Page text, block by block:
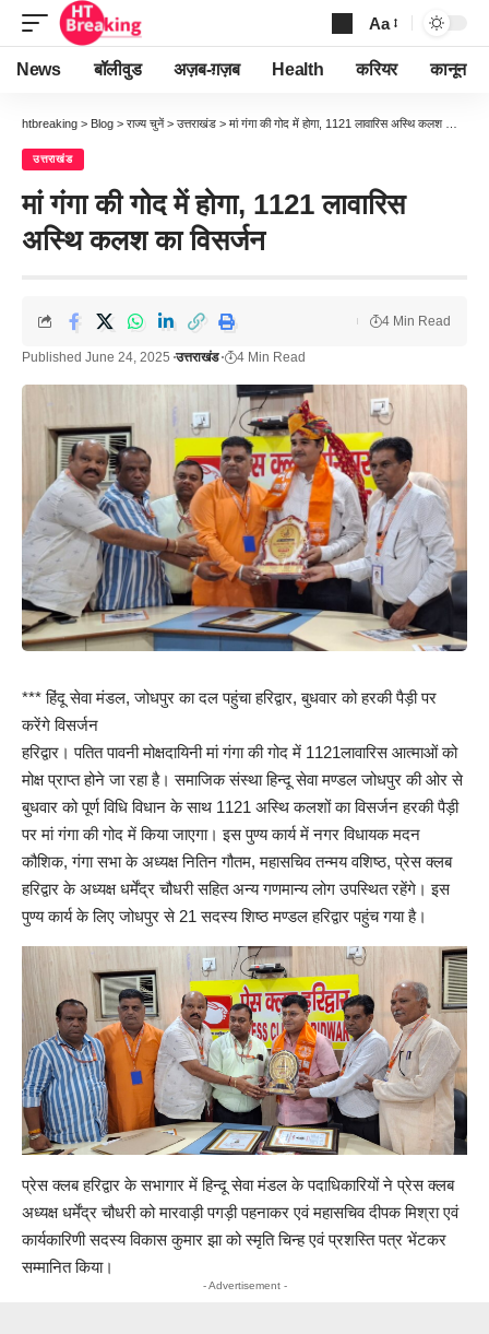
Font
Resizer
Aa
News बॉलीवुड अज़ब-ग़ज़ब Health करियर कानून
htbreaking > Blog > राज्य चुनें > उत्तराखंड > मां गंगा की गोद में होगा, 1121 लावारिस अस्थि कलश का विसर्जन
उत्तराखंड
मां गंगा की गोद में होगा, 1121 लावारिस
अस्थि कलश का विसर्जन
Published June 24, 2025 उत्तराखंड 4 Min Read
4 Min Read
*** हिंदू सेवा मंडल, जोधपुर का दल पहुंचा हरिद्वार, बुधवार को हरकी पैड़ी पर
करेंगे विसर्जन
हरिद्वार। पतित पावनी मोक्षदायिनी मां गंगा की गोद में 1121लावारिस आत्माओं को
मोक्ष प्राप्त होने जा रहा है। समाजिक संस्था हिन्दू सेवा मण्डल जोधपुर की ओर से
बुधवार को पूर्ण विधि विधान के साथ 1121 अस्थि कलशों का विसर्जन हरकी पैड़ी
पर मां गंगा की गोद में किया जाएगा। इस पुण्य कार्य में नगर विधायक मदन
कौशिक, गंगा सभा के अध्यक्ष नितिन गौतम, महासचिव तन्मय वशिष्ठ, प्रेस क्लब
हरिद्वार के अध्यक्ष धर्मेंद्र चौधरी सहित अन्य गणमान्य लोग उपस्थित रहेंगे। इस
पुण्य कार्य के लिए जोधपुर से 21 सदस्य शिष्ठ मण्डल हरिद्वार पहुंच गया है।
प्रेस क्लब हरिद्वार के सभागार में हिन्दू सेवा मंडल के पदाधिकारियों ने प्रेस क्लब
अध्यक्ष धर्मेंद्र चौधरी को मारवाड़ी पगड़ी पहनाकर एवं महासचिव दीपक मिश्रा एवं
कार्यकारिणी सदस्य विकास कुमार झा को स्मृति चिन्ह एवं प्रशस्ति पत्र भेंटकर
सम्मानित किया।
- Advertisement -